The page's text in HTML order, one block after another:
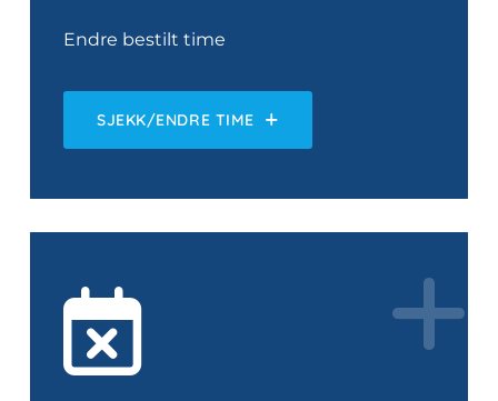
Endre bestilt time
SJEKK/ENDRE TIME